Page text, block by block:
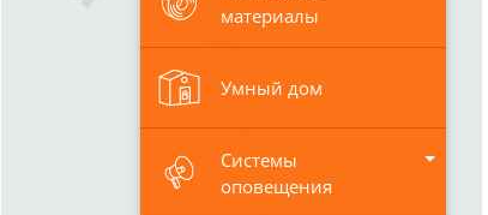
материалы
Умный дом
Системы
оповещения